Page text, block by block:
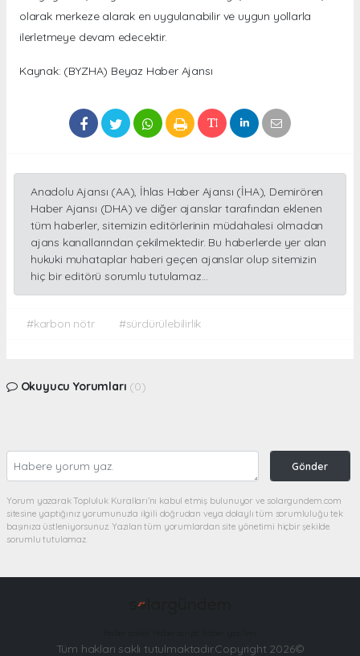
olarak merkeze alarak en uygulanabilir ve uygun yollarla
ilerletmeye devam edecektir.
Kaynak: (BYZHA) Beyaz Haber Ajansı
Anadolu Ajansı (AA), İhlas Haber Ajansı (İHA), Demirören
Haber Ajansı (DHA) ve diğer ajanslar tarafından eklenen
tüm haberler, sitemizin editörlerinin müdahalesi olmadan
ajans kanallarından çekilmektedir. Bu haberlerde yer alan
hukuki muhataplar haberi geçen ajanslar olup sitemizin
hiç bir editörü sorumlu tutulamaz...
#karbon nötr #sürdürülebilirlik
Okuyucu Yorumları (0)
Gönder
Yorum yazarak Topluluk Kuralları’nı kabul etmiş bulunuyor ve solargundem.com
sitesine yaptığınız yorumunuzla ilgili doğrudan veya dolaylı tüm sorumluluğu tek
başınıza üstleniyorsunuz. Yazılan tüm yorumlardan site yönetimi hiçbir şekilde
sorumlu tutulamaz.
Tüm hakları saklı tutulmaktadır.Copyright 2026©